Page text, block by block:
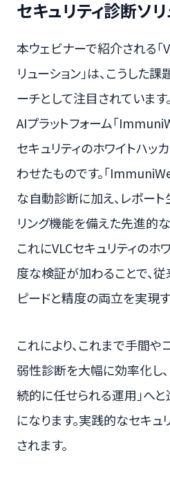
セキュリティ診断ソリ
本ウェビナーで紹介される「
リューション」は、こうした
ーチとして注目されています
AIプラットフォーム「
セキュリティのホワイトハ
わせたものです。「
な自動診断に加え、レポー
リング機能を備えた先進的な
これにVLCセキュリティのホ
度な検証が加わることで、
ピードと精度の両立を実現す
これにより、これまで手間や
弱性診断を大幅に効率化し、
続的に任せられる運用」へ
になります。実践的なセキ
されます。